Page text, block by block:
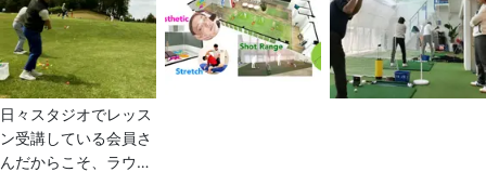
す。こだわりの本格コ
ーヒーもご用意してい
ます。
ます。
るのかを試打などを通
じて的確にアドバイ
ス。
日々スタジオでレッス
ン受講している会員さ
んだからこそ、ラウン